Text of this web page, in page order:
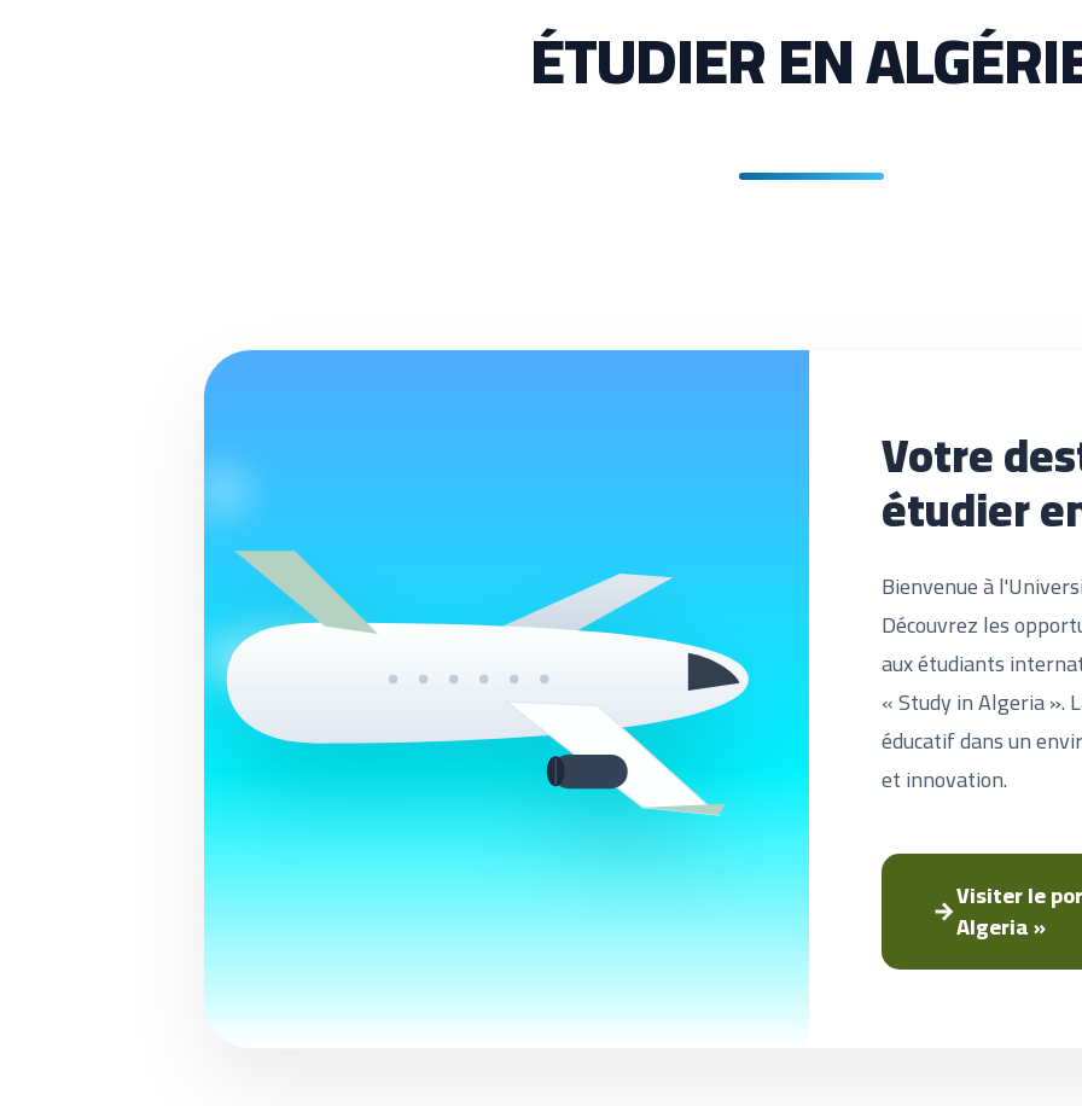
ÉTUDIER EN
Votre
étudier
Bienvenue à
Découvrez les
aux étudiants
« Study in Algeria ».
éducatif dans un
et innovation.
Visiter le
Algeria »